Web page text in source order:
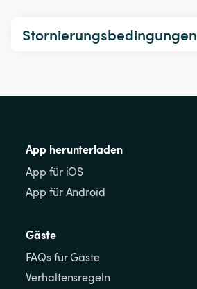
Stornierungsbedingungen
App herunterladen
App für iOS
App für Android
Gäste
FAQs für Gäste
Verhaltensregeln